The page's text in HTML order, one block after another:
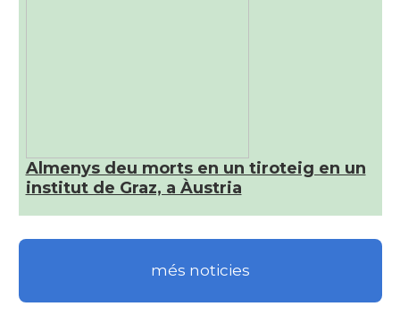
Almenys deu morts en un tiroteig en un
institut de Graz, a Àustria
més noticies